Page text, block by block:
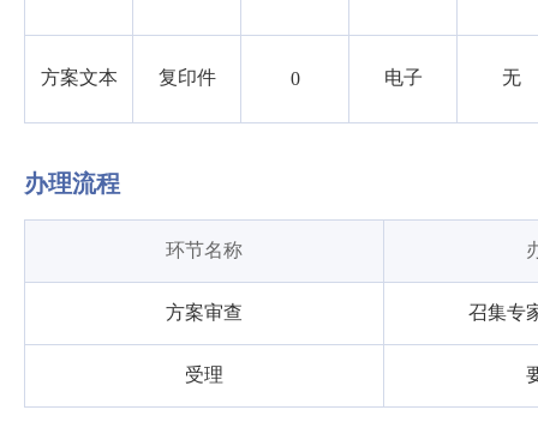
方案文本 复印件 0 电子 无
办理流程
环节名称
方案审查 召集专
受理